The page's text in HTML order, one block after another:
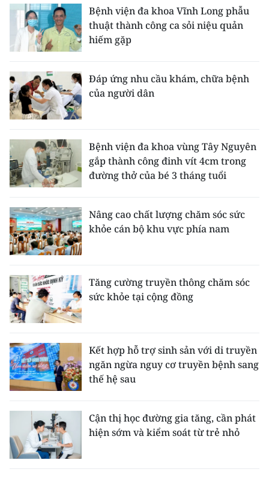
Bệnh viện đa khoa Vĩnh Long phẫu
thuật thành công ca sỏi niệu quản
hiếm gặp
Đáp ứng nhu cầu khám, chữa bệnh
của người dân
Bệnh viện đa khoa vùng Tây Nguyên
gắp thành công đinh vít 4cm trong
đường thở của bé 3 tháng tuổi
Nâng cao chất lượng chăm sóc sức
khỏe cán bộ khu vực phía nam
Tăng cường truyền thông chăm sóc
sức khỏe tại cộng đồng
Kết hợp hỗ trợ sinh sản với di truyền
ngăn ngừa nguy cơ truyền bệnh sang
thế hệ sau
Cận thị học đường gia tăng, cần phát
hiện sớm và kiểm soát từ trẻ nhỏ